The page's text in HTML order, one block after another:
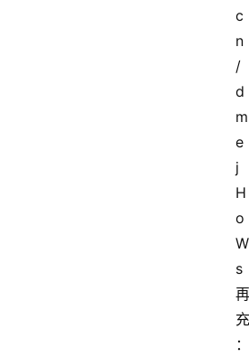
c
n
/
d
m
e
j
H
o
W
s
再
充
：